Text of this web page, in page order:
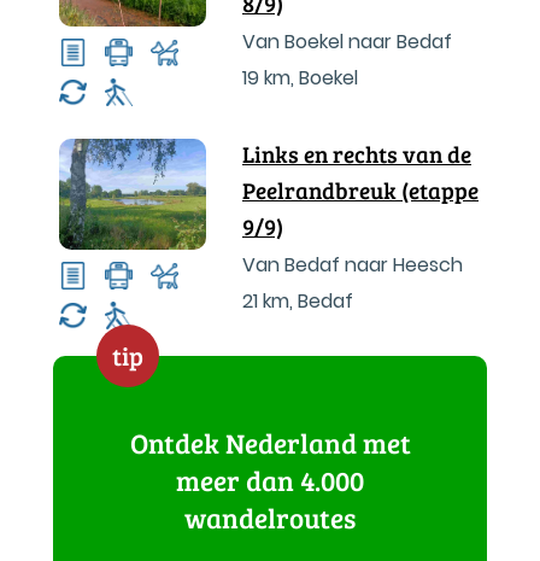
Van Boekel naar Bedaf
19 km, Boekel
Links en rechts van de
Peelrandbreuk (etappe
9/9)
Van Bedaf naar Heesch
21 km, Bedaf
tip
Ontdek Nederland met
meer dan 4.000
wandelroutes